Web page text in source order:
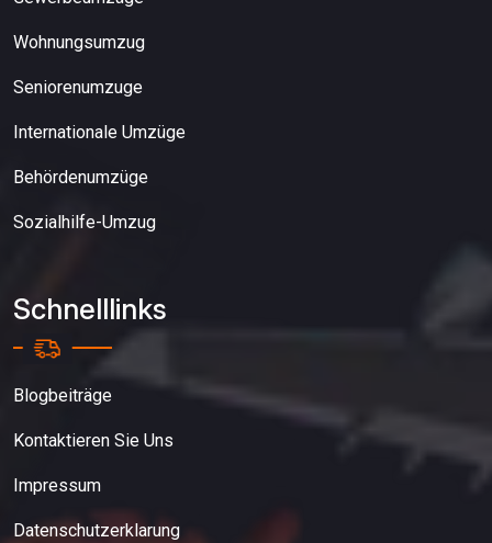
Wohnungsumzug
Seniorenumzuge
Internationale Umzüge
Behördenumzüge
Sozialhilfe-Umzug
Schnelllinks
Blogbeiträge
Kontaktieren Sie Uns
Impressum
Datenschutzerklarung